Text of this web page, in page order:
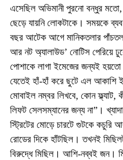
এসেছিল অভিমানী পুরনো বন্ধুর
ছেড়ে যায়নি লোকটাকে। সময়কে
বছর আটেক আগে মানিকতলার
আর নট অ্যালাউড’ নোটিস পেরিয়ে
পোশাকে লাগা ইমেজের জন্যই
যেতেই হাঁ-হাঁ করে ছুটে এল আকাশি
মোবাইল নম্বর লিখবে, কোন ফ্ল্যাট,
লিফট সেলসম্যানের জন্য না”।
স্ট্রিটের মোড়ে চারটে গুটকে কচুরি
রোডের দিকে হাঁটছিল। তখনই
বিরুদ্ধে মিছিল। আশি-নব্বই জন।